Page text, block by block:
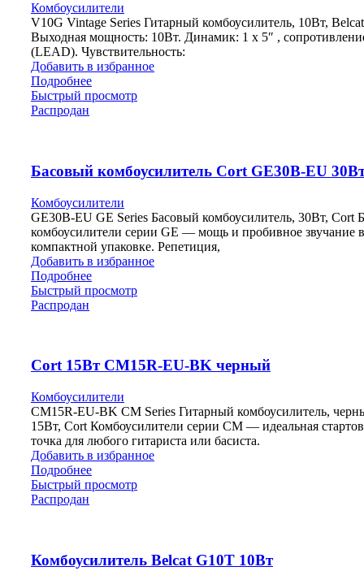
Комбоусилители
V10G Vintage Series Гитарный комбоусилитель, 10Вт, Belcat
Выходная мощность: 10Вт. Динамик: 1 x 5″ ,
(LEAD). Чувствительность:
Добавить в избранное
Подробнее
Быстрый просмотр
Распродан
Басовый комбоусилитель Cort GE30B-EU
Комбоусилители
GE30B-EU GE Series Басовый комбоусилитель, 30Вт, Cort
комбоусилители серии GE — мощь и пробивное звучание в
компактной упаковке. Репетиция,
Добавить в избранное
Подробнее
Быстрый просмотр
Распродан
Cort 15Вт CM15R-EU-BK черный
Комбоусилители
CM15R-EU-BK CM Series Гитарный комбоусилитель,
15Вт, Cort Комбоусилители серии CM — идеальная
точка для любого гитариста или басиста.
Добавить в избранное
Подробнее
Быстрый просмотр
Распродан
Комбоусилитель Belcat G10T 10Вт